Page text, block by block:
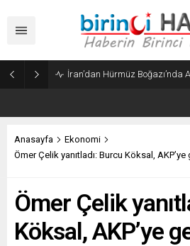
Anasayfa
Ekonomi
Ömer Çelik yanıtladı: Burcu Köksal,
Ömer Çelik
Köksal, AKP’ye